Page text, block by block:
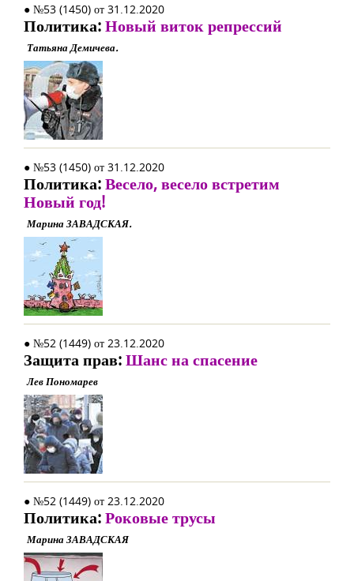
● №53 (1450) от 31.12.2020
Политика:Новый виток репрессий
Татьяна Демичева.
● №53 (1450) от 31.12.2020
Политика:Весело, весело встретим
Новый год!
Марина ЗАВАДСКАЯ.
● №52 (1449) от 23.12.2020
Защита прав:Шанс на спасение
Лев Пономарев
● №52 (1449) от 23.12.2020
Политика:Роковые трусы
Марина ЗАВАДСКАЯ